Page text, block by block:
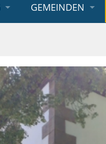
GEMEINDEN